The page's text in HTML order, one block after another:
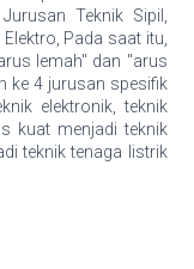
Teknik Sipil,
Pada saat itu,
lemah" dan "arus
ke 4 jurusan spesifik
elektronik, teknik
kuat menjadi teknik
teknik tenaga listrik